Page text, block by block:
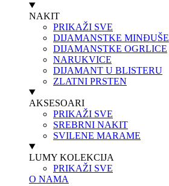
NAKIT
PRIKAŽI SVE
DIJAMANSTKE MINĐUŠE
DIJAMANSTKE OGRLICE
NARUKVICE
DIJAMANT U BLISTERU
ZLATNI PRSTEN
AKSESOARI
PRIKAŽI SVE
SREBRNI NAKIT
SVILENE MARAME
LUMY KOLEKCIJA
PRIKAŽI SVE
O NAMA